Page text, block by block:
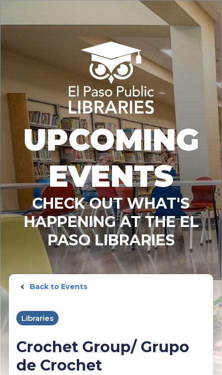
UPCOMING
EVENTS
CHECK OUT WHAT'S
HAPPENING AT THE EL
PASO LIBRARIES
Back to Events
Libraries
Crochet Group/ Grupo
de Crochet